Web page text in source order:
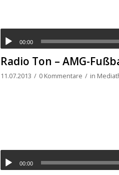
00:00
Radio Ton – AMG-
11.07.2013 / 0 Kommentare / in
00:00